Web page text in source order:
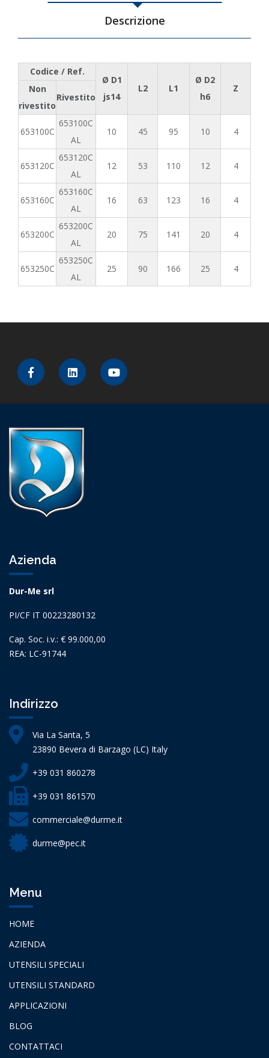
Descrizione
Codice / Ref.
Ø D1
js14
L2 L1
Ø D2
h6
Z
Non
rivestito
Rivestito
653100C
653100C
AL
10 45 95 10 4
653120C
653120C
AL
12 53 110 12 4
653160C
653160C
AL
16 63 123 16 4
653200C
653200C
AL
20 75 141 20 4
653250C
653250C
AL
25 90 166 25 4
Azienda
Dur-Me srl
PI/CF IT 00223280132
Cap. Soc. i.v.: € 99.000,00
REA: LC-91744
Indirizzo
Via La Santa, 5
23890 Bevera di Barzago (LC) Italy
+39 031 860278
+39 031 861570
commerciale@durme.it
durme@pec.it
Menu
HOME
AZIENDA
UTENSILI SPECIALI
UTENSILI STANDARD
APPLICAZIONI
BLOG
CONTATTACI